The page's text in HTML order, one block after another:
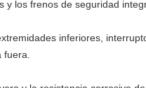
los frenos de seguridad
inferiores,